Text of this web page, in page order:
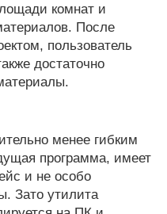
комнат и
После
пользователь
достаточно
менее гибким
программа, имеет
и не особо
Зато утилита